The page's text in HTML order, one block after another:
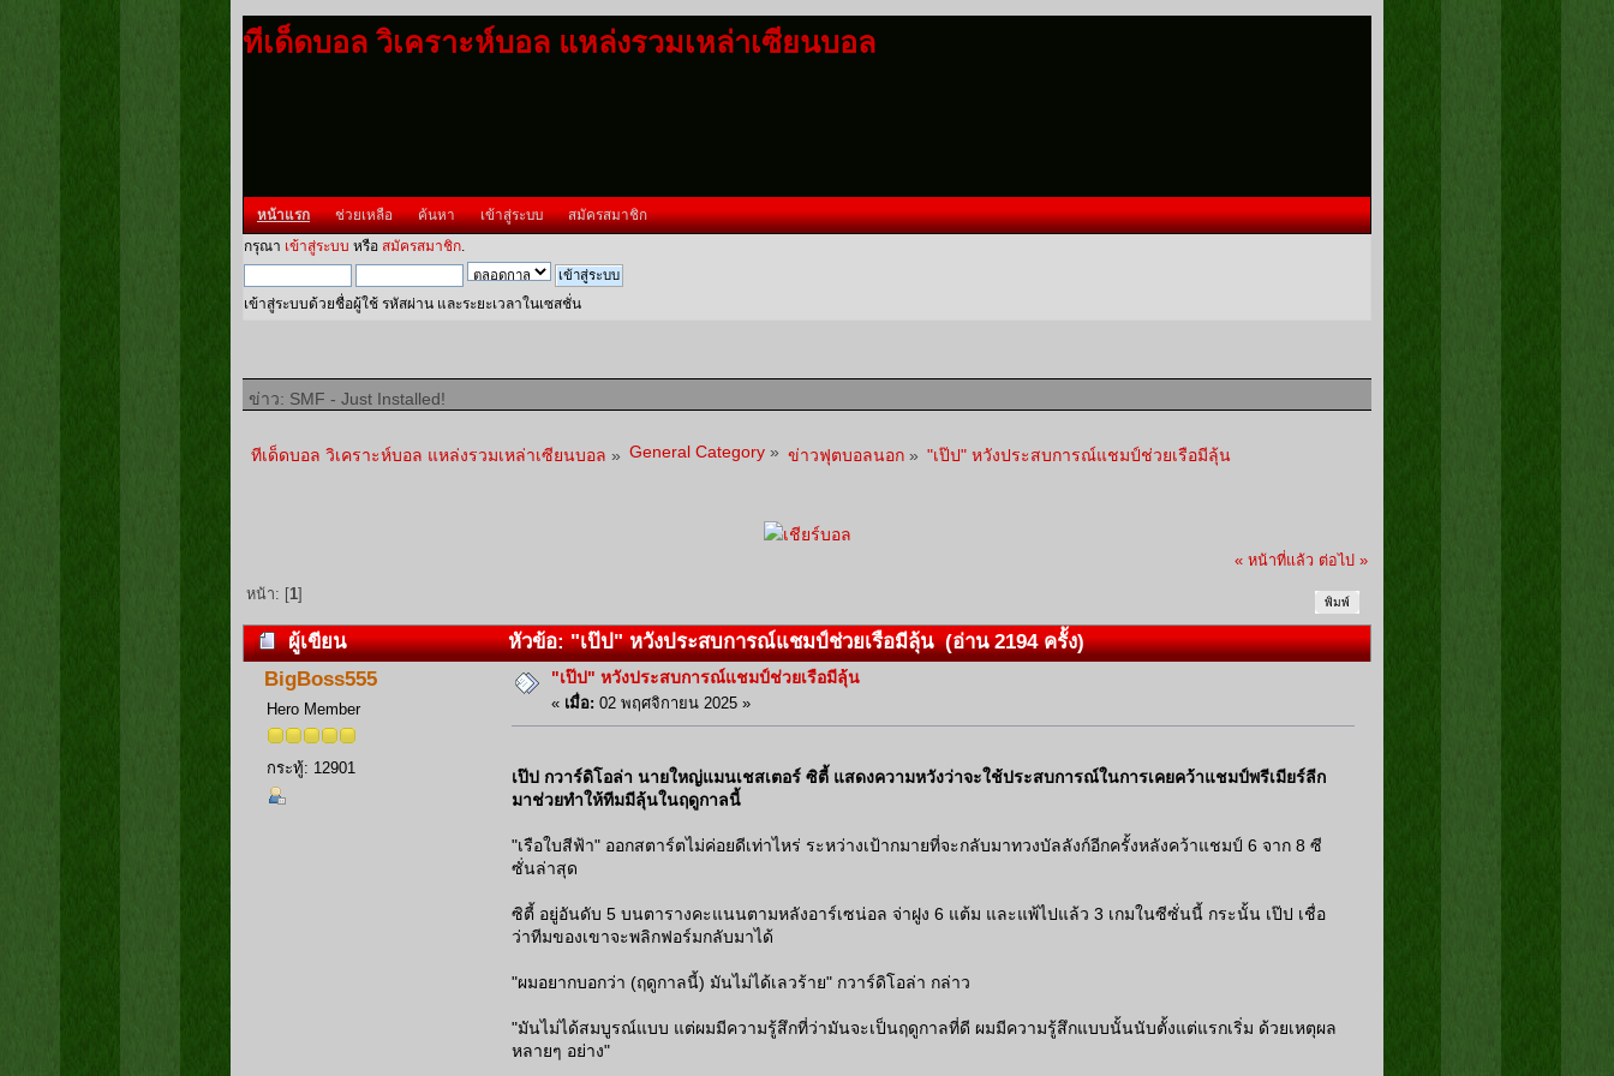
ทีเด็ดบอล วิเคราะห์บอล แหล่งรวมเหล่าเซียนบอล
หน้าแรก ช่วยเหลือ ค้นหา เข้าสู่ระบบ สมัครสมาชิก
กรุณา เข้าสู่ระบบ หรือ สมัครสมาชิก.
เข้าสู่ระบบด้วยชื่อผู้ใช้ รหัสผ่าน และระยะเวลาในเซสชั่น
ข่าว: SMF - Just Installed!
ทีเด็ดบอล วิเคราะห์บอล แหล่งรวมเหล่าเซียนบอล » General Category » ข่าวฟุตบอลนอก » "เป๊ป" หวังประสบการณ์แชมป์ช่วยเรือมีลุ้น
« หน้าที่แล้ว ต่อไป »
พิมพ์
หน้า: [ 1]
ผู้เขียน
หัวข้อ: "เป๊ป" หวังประสบการณ์แชมป์ช่วยเรือมีลุ้น (อ่าน 2194 ครั้ง)
BigBoss555
Hero Member
กระทู้: 12901
"เป๊ป" หวังประสบการณ์แชมป์ช่วยเรือมีลุ้น
« เมื่อ: 02 พฤศจิกายน 2025 »
เป๊ป กวาร์ดิโอล่า นายใหญ่แมนเชสเตอร์ ซิตี้ แสดงความหวังว่าจะใช้ประสบการณ์ในการเคยคว้าแชมป์พรีเมียร์ลีก
มาช่วยทำให้ทีมมีลุ้นในฤดูกาลนี้
"เรือใบสีฟ้า" ออกสตาร์ตไม่ค่อยดีเท่าไหร่ ระหว่างเป้ากมายที่จะกลับมาทวงบัลลังก์อีกครั้งหลังคว้าแชมป์ 6 จาก 8 ซี
ซั่นล่าสุด
ซิตี้ อยู่อันดับ 5 บนตารางคะแนนตามหลังอาร์เซน่อล จ่าฝูง 6 แต้ม และแพ้ไปแล้ว 3 เกมในซีซั่นนี้ กระนั้น เป๊ป เชื่อ
ว่าทีมของเขาจะพลิกฟอร์มกลับมาได้
"ผมอยากบอกว่า (ฤดูกาลนี้) มันไม่ได้เลวร้าย" กวาร์ดิโอล่า กล่าว
"มันไม่ได้สมบูรณ์แบบ แต่ผมมีความรู้สึกที่ว่ามันจะเป็นฤดูกาลที่ดี ผมมีความรู้สึกแบบนั้นนับตั้งแต่แรกเริ่ม ด้วยเหตุผล
หลายๆ อย่าง"